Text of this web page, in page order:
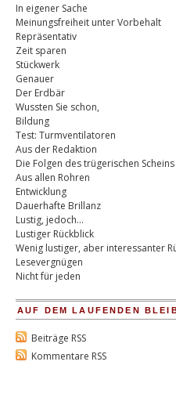
In eigener Sache
Meinungsfreiheit unter Vorbehalt
Repräsentativ
Zeit sparen
Stückwerk
Genauer
Der Erdbär
Wussten Sie schon,
Bildung
Test: Turmventilatoren
Aus der Redaktion
Die Folgen des trügerischen Scheins
Aus allen Rohren
Entwicklung
Dauerhafte Brillanz
Lustig, jedoch…
Lustiger Rückblick
Wenig lustiger, aber interessanter
Lesevergnügen
Nicht für jeden
AUF DEM LAUFENDEN
Beiträge RSS
Kommentare RSS